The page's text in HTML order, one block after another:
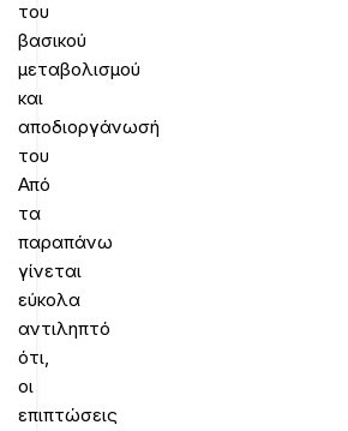
του
βασικού
μεταβολισμού
και
αποδιοργάνωσή
του
Από
τα
παραπάνω
γίνεται
εύκολα
αντιληπτό
ότι,
οι
επιπτώσεις